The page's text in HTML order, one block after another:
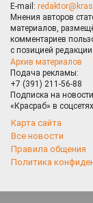
E-mail:
Мнения авторов
материалов,
комментариев
с позицией редакции.
Архив материалов
Подача рекламы:
+7 (391) 211-56-88
Подписка на
«Красраб» в
Карта сайта
Все новости
Правила общения
Политика